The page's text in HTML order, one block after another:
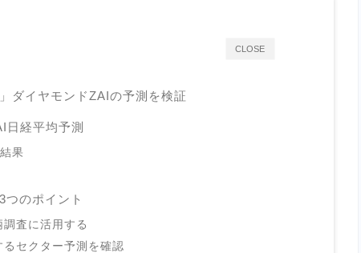
CLOSE
ダイヤモンドZAIの予測を検証
日経平均予測
果
つのポイント
査に活用する
セクター予測を確認